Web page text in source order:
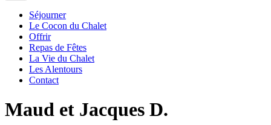
Séjourner
Le Cocon du Chalet
Offrir
Repas de Fêtes
La Vie du Chalet
Les Alentours
Contact
Maud et Jacques D.